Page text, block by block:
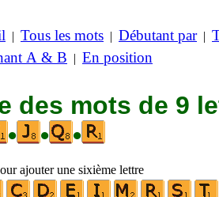
| Tous les mots | Débutant par|
A & B | En position
des mots de 9
• • •
ajouter une sixième lettre